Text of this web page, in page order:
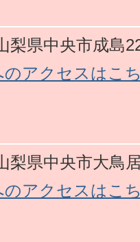
梨県中央市成島
のアクセスはこ
梨県中央市大鳥
のアクセスはこ